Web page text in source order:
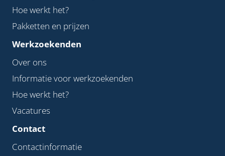
Hoe werkt het?
Pakketten en prijzen
Werkzoekenden
Over ons
Informatie voor werkzoekenden
Hoe werkt het?
Vacatures
Contact
Contactinformatie